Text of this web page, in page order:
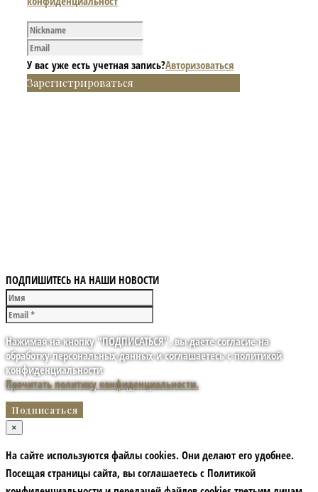
У вас уже есть учетная запись?Авторизоваться
Зарегистрироваться
ПОДПИШИТЕСЬ НА НАШИ НОВОСТИ
Нажимая на кнопку "ПОДПИСАТЬСЯ", вы даете согласие на
обработку персональных данных и соглашаетесь с политикой
конфиденциальности
Прочитать политику конфиденциальности.
×
На сайте используются файлы cookies. Они делают его удобнее.
Посещая страницы сайта, вы соглашаетесь с Политикой